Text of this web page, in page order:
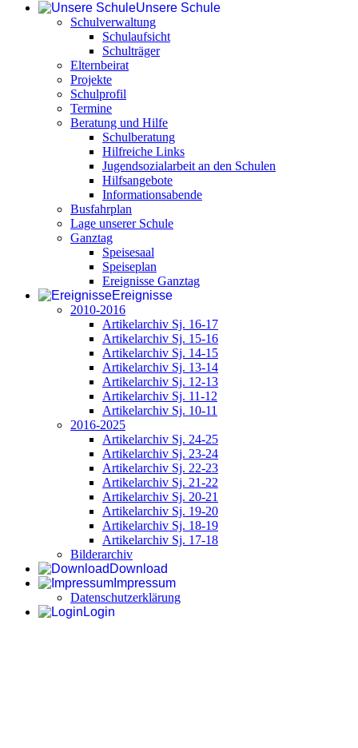
Unsere Schule
Schulverwaltung
Schulaufsicht
Schulträger
Elternbeirat
Projekte
Schulprofil
Termine
Beratung und Hilfe
Schulberatung
Hilfreiche Links
Jugendsozialarbeit an den Schulen
Hilfsangebote
Informationsabende
Busfahrplan
Lage unserer Schule
Ganztag
Speisesaal
Speiseplan
Ereignisse Ganztag
Ereignisse
2010-2016
Artikelarchiv Sj. 16-17
Artikelarchiv Sj. 15-16
Artikelarchiv Sj. 14-15
Artikelarchiv Sj. 13-14
Artikelarchiv Sj. 12-13
Artikelarchiv Sj. 11-12
Artikelarchiv Sj. 10-11
2016-2025
Artikelarchiv Sj. 24-25
Artikelarchiv Sj. 23-24
Artikelarchiv Sj. 22-23
Artikelarchiv Sj. 21-22
Artikelarchiv Sj. 20-21
Artikelarchiv Sj. 19-20
Artikelarchiv Sj. 18-19
Artikelarchiv Sj. 17-18
Bilderarchiv
Download
Impressum
Datenschutzerklärung
Login